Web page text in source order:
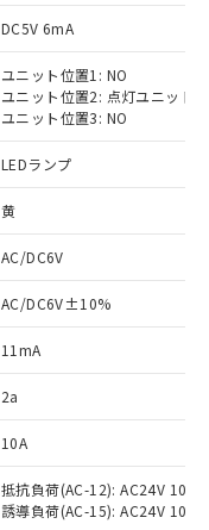
DC5V 6mA
ユニット位置1: NO
ユニット位置2: 点灯ユニット
ユニット位置3: NO
LEDランプ
黄
AC/DC6V
AC/DC6V±10%
11mA
2a
10A
抵抗負荷(AC-12): AC24V 10A/
誘導負荷(AC-15): AC24V
同意のうえ
器事業取扱
標準価格
くもので
品の中には、
10物質）の
能な商品で
質）の非含
予定のある
10物質）の
品を出す予
10物質）の
は確認中の
形物で、有
す。
部品として
中国RoHSの
す。
中国RoHSの